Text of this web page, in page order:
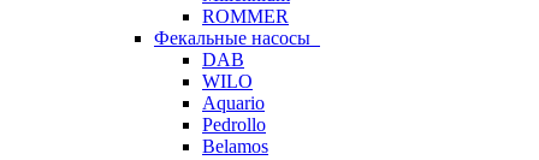
ROMMER
Фекальные насосы
DAB
WILO
Aquario
Pedrollo
Belamos